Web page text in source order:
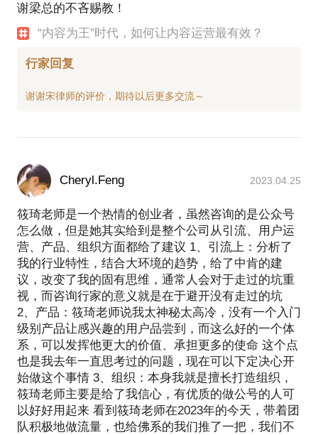
谢梁总的不吝赐教！
“内容为王”时代，如何让内容运营最有效？
行家回复
Cheryl.Feng 2023.04.25
筱琦老师是一个热情的创业者，虽然咨询的是公众号
怎么做，但是她其实给到是整个公司从引流、用户运
营、产品、组织方面都给了建议 1、引流上：分析了
我的行业特性，结合大环境的趋势，给了中肯的建
议，改变了我的固有思维，通常人会对于走过的坑重
视，而咨询行家的意义就是在于避开没有走过的坑
2、产品：筱琦老师说我太神秘太高冷，没有一个入门
级别产品让感兴趣的用户品尝到，而这么好的一个体
系，可以发挥他更大的价值、承担更多的使命 这个点
也是我去年一直思考过的问题，现在可以下定决心开
始做这个事情 3、组织：本身我就是擅长打造组织，
筱琦老师主要是给了我信心，有优质的做公号的人可
以好好用起来 看到筱琦老师在2023年的今天，带着团
队积极地做流量，也给佛系的我们推了一把，我们不